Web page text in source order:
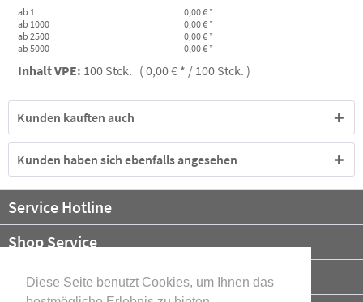
Diese Seite benutzt Cookies, um Ihnen das
ab 1
0,00 € *
ab 1000
0,00 € *
ab 2500
0,00 € *
ab 5000
0,00 € *
Inhalt VPE: 100 Stck. ( 0,00 € * / 100 Stck. )
Kunden kauften auch
Kunden haben sich ebenfalls angesehen
Service Hotline
Shop Service
Informationen